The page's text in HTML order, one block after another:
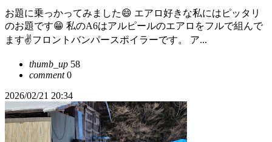
お題に乗っかってみました😄 エアロ好きな私にはピッタリ
のお題です😁 私のA6はアルピールのエアロをフルで組んで
ます✌️フロントバンパースポイラーです。 ア...
thumb_up 58
comment0
2026/02/21 20:34